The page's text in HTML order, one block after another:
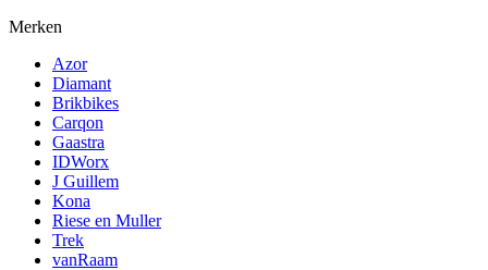
Merken
Azor
Diamant
Brikbikes
Carqon
Gaastra
IDWorx
J Guillem
Kona
Riese en Muller
Trek
vanRaam